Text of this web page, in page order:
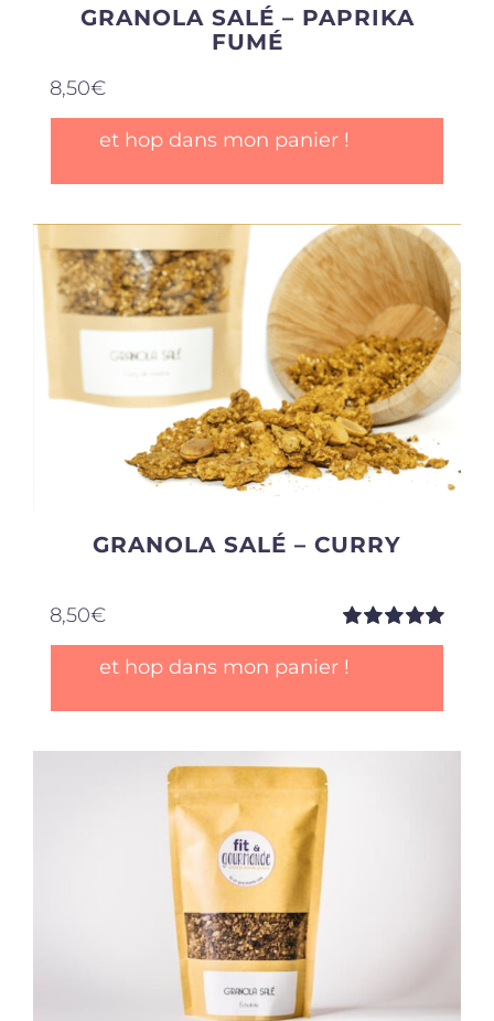
GRANOLA SALÉ – PAPRIKA
FUMÉ
8,50€
et hop dans mon panier !
GRANOLA SALÉ – CURRY
Note5.00sur
8,50€
et hop dans mon panier !